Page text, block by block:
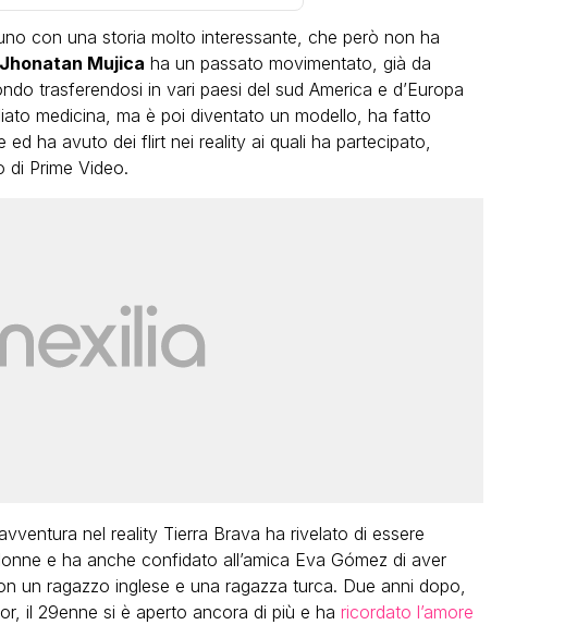
con una storia molto interessante, che però non ha
Jhonatan Mujica ha un passato movimentato, già da
trasferendosi in vari paesi del sud America e d’Europa
medicina, ma è poi diventato un modello, ha fatto
ed ha avuto dei flirt nei reality ai quali ha partecipato,
di Prime Video.
nel reality Tierra Brava ha rivelato di essere
e ha anche confidato all’amica Eva Gómez di aver
un ragazzo inglese e una ragazza turca. Due anni dopo,
il 29enne si è aperto ancora di più e ha ricordato l’amore